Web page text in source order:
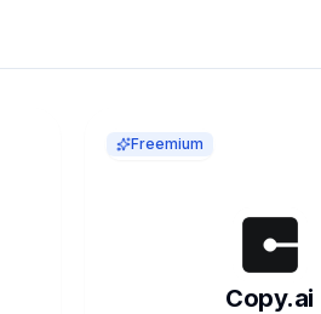
Freemium
Copy.ai